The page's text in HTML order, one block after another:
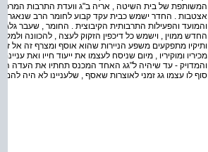
המשותפת של בית השיטה , אריה ב"ג וועדת התרבות
אצטבות . החדר ישמש כבית עקד קבוע לחומר הרב שנאגר
והמועד והפעילות התרבותית הקיבוצית . החומר , שעבר
החדש ממוין , וישמש כל דיכפין הזקוק לעצה , להכוונה
ותיקיו מתפקעים משפע הניירות שהוא אוסף ומצרף זה אל זה
מכיריו ומוקיריו , מיום שניסח לעצמו את ייעוד חייו ואת
והמדויק - עד שיהיה ל"גג האחד המכנס תחתיו את העדה
סוף לו עצמו גג זמני לאוצרות שאסף , שלעניינו לא היה